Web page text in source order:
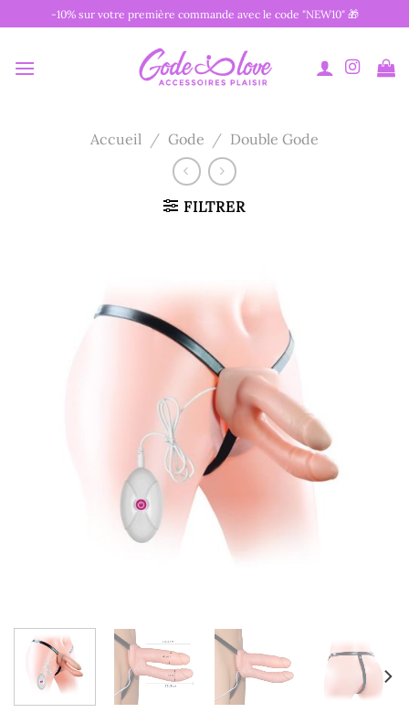
au
-10% sur votre première commande avec le code "NEW10" 🎁
Accueil / Gode / Double Gode
FILTRER